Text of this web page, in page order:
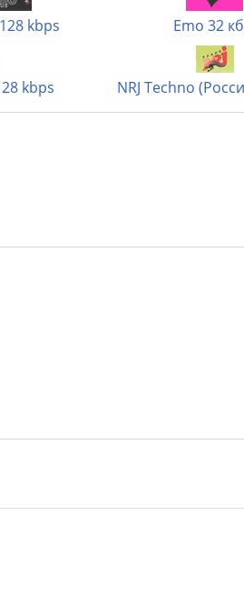
kbps Emo 32
kbps NRJ Techno